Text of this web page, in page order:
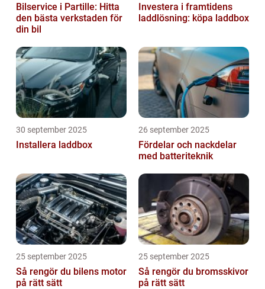
Bilservice i Partille: Hitta
den bästa verkstaden för
din bil
Investera i framtidens
laddlösning: köpa laddbox
30 september 2025
Installera laddbox
26 september 2025
Fördelar och nackdelar
med batteriteknik
25 september 2025
Så rengör du bilens motor
på rätt sätt
25 september 2025
Så rengör du bromsskivor
på rätt sätt